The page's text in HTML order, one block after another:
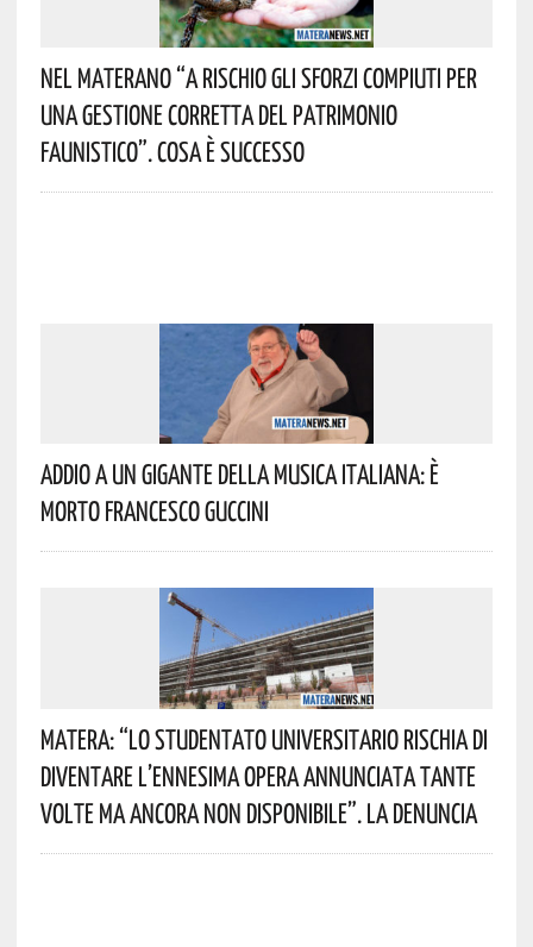
Nel Materano “a Rischio Gli Sforzi Compiuti Per
Una Gestione Corretta Del Patrimonio
Faunistico”. Cosa È Successo
Addio A Un Gigante Della Musica Italiana: È
Morto Francesco Guccini
Matera: “Lo Studentato Universitario Rischia Di
Diventare L’ennesima Opera Annunciata Tante
Volte Ma Ancora Non Disponibile”. La Denuncia